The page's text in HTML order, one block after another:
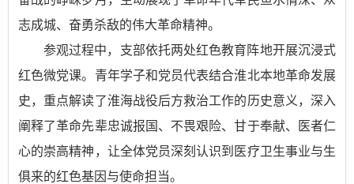
志成城、奋勇杀敌的伟大革命精神。
参观过程中，支部依托两处红色教育阵地开展沉浸式
红色微党课。青年学子和党员代表结合淮北本地革命发展
史，重点解读了淮海战役后方救治工作的历史意义，深入
阐释了革命先辈忠诚报国、不畏艰险、甘于奉献、医者仁
心的崇高精神，让全体党员深刻认识到医疗卫生事业与生
俱来的红色基因与使命担当。